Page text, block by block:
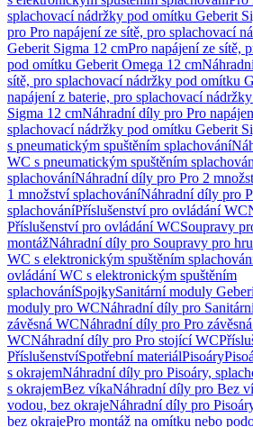
splachovací nádržky pod omítku Geberit
pro Pro napájení ze sítě, pro splachovací
Geberit Sigma 12 cmPro napájení ze sítě,
pod omítku Geberit Omega 12 cm
sítě, pro splachovací nádržky pod omítku
napájení z baterie, pro splachovací
Sigma 12 cmNáhradní díly pro Pro
splachovací nádržky pod omítku Geberit
s pneumatickým spuštěním splachování
WC s pneumatickým spuštěním
splachováníNáhradní díly pro Pro 2
1 množství splachováníNáhradní díly pro
splachováníPříslušenství pro ovládání WC
Příslušenství pro ovládání WCSoupravy
montážNáhradní díly pro Soupravy pro
WC s elektronickým spuštěním
ovládání WC s elektronickým spuštěním
splachováníSpojkySanitární moduly
moduly pro WCNáhradní díly pro
závěsná WCNáhradní díly pro Pro
WCNáhradní díly pro Pro stojící WC
PříslušenstvíSpotřební materiálPisoáry
s okrajemNáhradní díly pro Pisoáry,
s okrajemBez víkaNáhradní díly pro Bez
vodou, bez okrajeNáhradní díly pro
bez okrajePro montáž na omítku nebo